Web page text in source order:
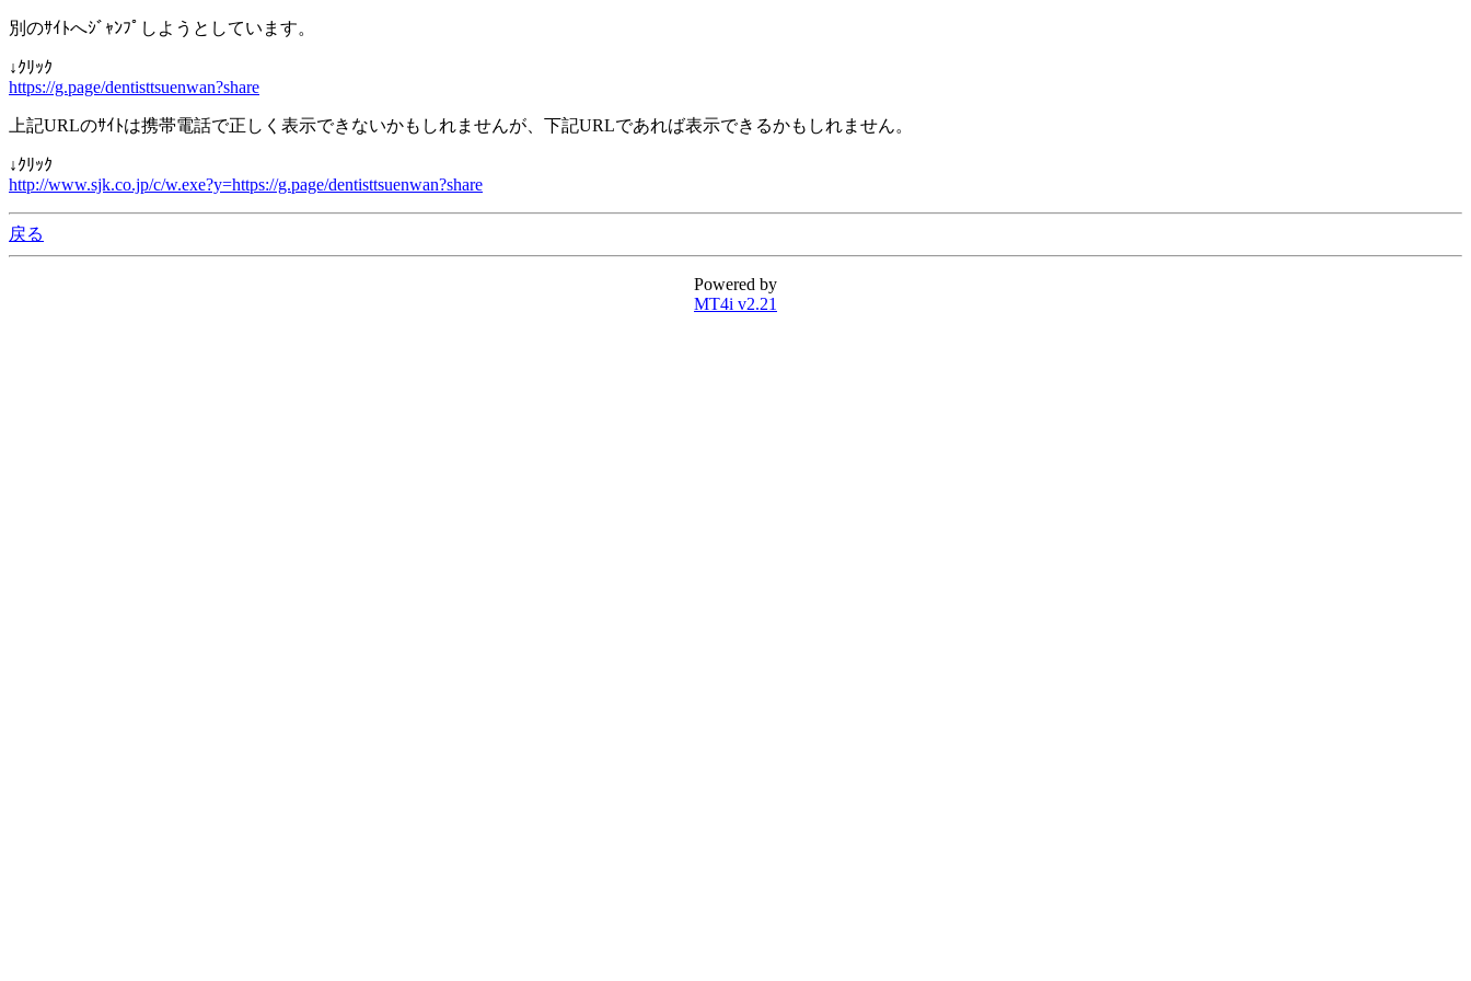
別のｻｲﾄへｼﾞｬﾝﾌﾟしようとしています。
↓ｸﾘｯｸ
https://g.page/dentisttsuenwan?share
上記URLのｻｲﾄは携帯電話で正しく表示できないかもしれませんが、下記URLであれば表示できるかもしれません。
↓ｸﾘｯｸ
http://www.sjk.co.jp/c/w.exe?y=https://g.page/dentisttsuenwan?share
戻る
Powered by
MT4i v2.21